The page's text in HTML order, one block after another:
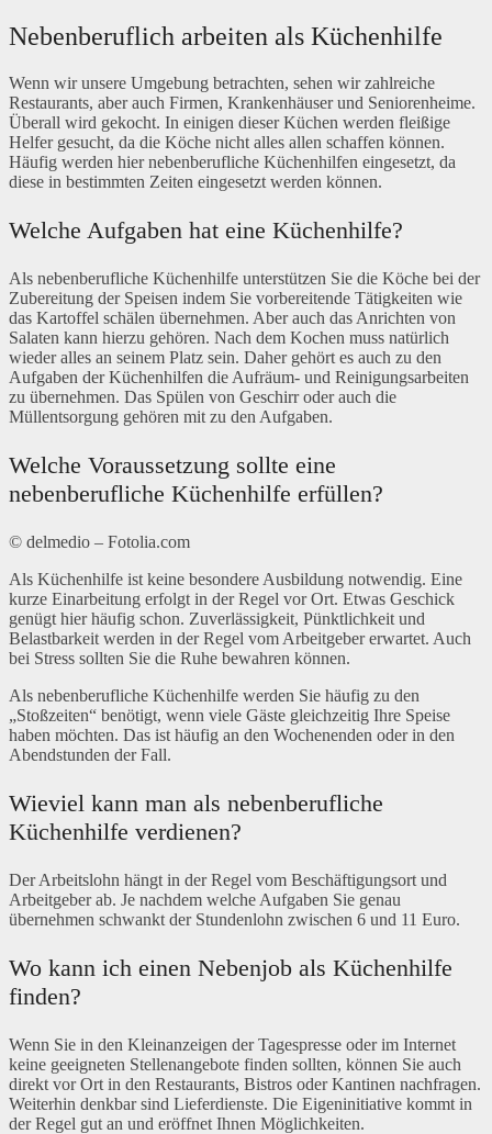
Nebenberuflich arbeiten als Küchenhilfe
Wenn wir unsere Umgebung betrachten, sehen wir zahlreiche
Restaurants, aber auch Firmen, Krankenhäuser und Seniorenheime.
Überall wird gekocht. In einigen dieser Küchen werden fleißige
Helfer gesucht, da die Köche nicht alles allen schaffen können.
Häufig werden hier nebenberufliche Küchenhilfen eingesetzt, da
diese in bestimmten Zeiten eingesetzt werden können.
Welche Aufgaben hat eine Küchenhilfe?
Als nebenberufliche Küchenhilfe unterstützen Sie die Köche bei der
Zubereitung der Speisen indem Sie vorbereitende Tätigkeiten wie
das Kartoffel schälen übernehmen. Aber auch das Anrichten von
Salaten kann hierzu gehören. Nach dem Kochen muss natürlich
wieder alles an seinem Platz sein. Daher gehört es auch zu den
Aufgaben der Küchenhilfen die Aufräum- und Reinigungsarbeiten
zu übernehmen. Das Spülen von Geschirr oder auch die
Müllentsorgung gehören mit zu den Aufgaben.
Welche Voraussetzung sollte eine
nebenberufliche Küchenhilfe erfüllen?
© delmedio – Fotolia.com
Als Küchenhilfe ist keine besondere Ausbildung notwendig. Eine
kurze Einarbeitung erfolgt in der Regel vor Ort. Etwas Geschick
genügt hier häufig schon. Zuverlässigkeit, Pünktlichkeit und
Belastbarkeit werden in der Regel vom Arbeitgeber erwartet. Auch
bei Stress sollten Sie die Ruhe bewahren können.
Als nebenberufliche Küchenhilfe werden Sie häufig zu den
„Stoßzeiten“ benötigt, wenn viele Gäste gleichzeitig Ihre Speise
haben möchten. Das ist häufig an den Wochenenden oder in den
Abendstunden der Fall.
Wieviel kann man als nebenberufliche
Küchenhilfe verdienen?
Der Arbeitslohn hängt in der Regel vom Beschäftigungsort und
Arbeitgeber ab. Je nachdem welche Aufgaben Sie genau
übernehmen schwankt der Stundenlohn zwischen 6 und 11 Euro.
Wo kann ich einen Nebenjob als Küchenhilfe
finden?
Wenn Sie in den Kleinanzeigen der Tagespresse oder im Internet
keine geeigneten Stellenangebote finden sollten, können Sie auch
direkt vor Ort in den Restaurants, Bistros oder Kantinen nachfragen.
Weiterhin denkbar sind Lieferdienste. Die Eigeninitiative kommt in
der Regel gut an und eröffnet Ihnen Möglichkeiten.